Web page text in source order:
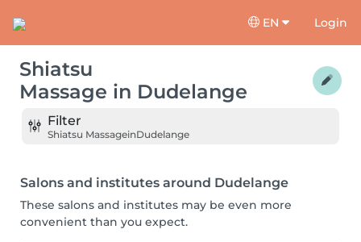
EN Login
Shiatsu
Massage in Dudelange
Filter
Shiatsu MassageinDudelange
Salons and institutes around Dudelange
These salons and institutes may be even more
convenient than you expect.